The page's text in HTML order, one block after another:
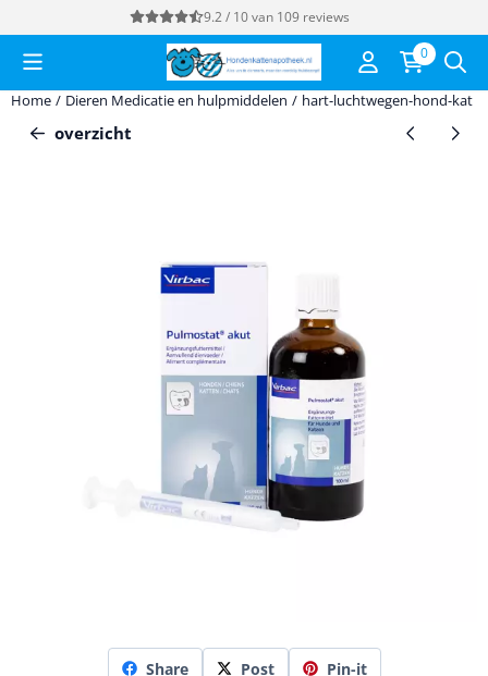
Cookievoorkeuren zijn momenteel gesloten.
9.2 / 10van 109 reviews
0
Home / Dieren Medicatie en hulpmiddelen / hart-luchtwegen-hond-kat
overzicht
Share Post Pin-it